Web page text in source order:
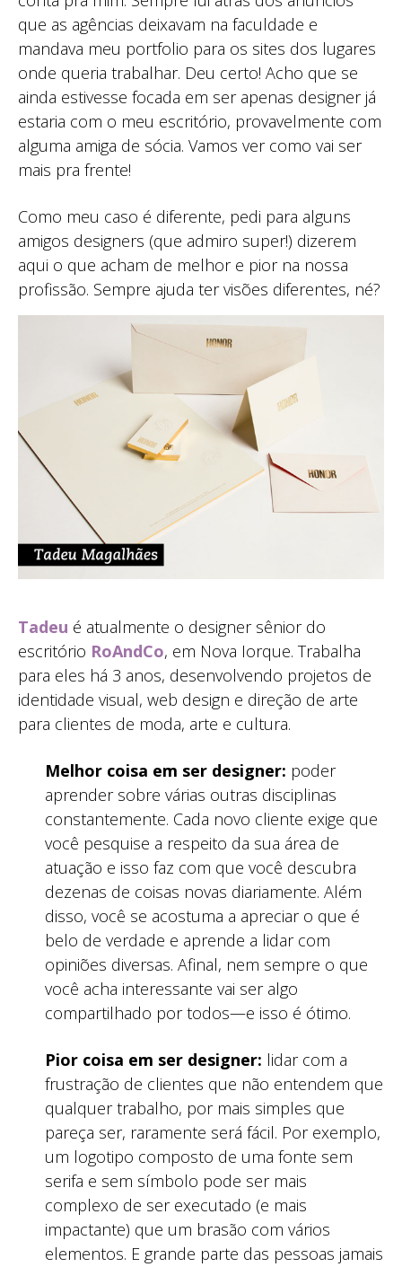
que as agências deixavam na faculdade e
mandava meu portfolio para os sites dos lugares
onde queria trabalhar. Deu certo! Acho que se
ainda estivesse focada em ser apenas designer já
estaria com o meu escritório, provavelmente com
alguma amiga de sócia. Vamos ver como vai ser
mais pra frente!
Como meu caso é diferente, pedi para alguns
amigos designers (que admiro super!) dizerem
aqui o que acham de melhor e pior na nossa
profissão. Sempre ajuda ter visões diferentes, né?
Tadeu é atualmente o designer sênior do
escritório RoAndCo, em Nova Iorque. Trabalha
para eles há 3 anos, desenvolvendo projetos de
identidade visual, web design e direção de arte
para clientes de moda, arte e cultura.
Melhor coisa em ser designer: poder
aprender sobre várias outras disciplinas
constantemente. Cada novo cliente exige que
você pesquise a respeito da sua área de
atuação e isso faz com que você descubra
dezenas de coisas novas diariamente. Além
disso, você se acostuma a apreciar o que é
belo de verdade e aprende a lidar com
opiniões diversas. Afinal, nem sempre o que
você acha interessante vai ser algo
compartilhado por todos—e isso é ótimo.
Pior coisa em ser designer: lidar com a
frustração de clientes que não entendem que
qualquer trabalho, por mais simples que
pareça ser, raramente será fácil. Por exemplo,
um logotipo composto de uma fonte sem
serifa e sem símbolo pode ser mais
complexo de ser executado (e mais
impactante) que um brasão com vários
elementos. E grande parte das pessoas jamais